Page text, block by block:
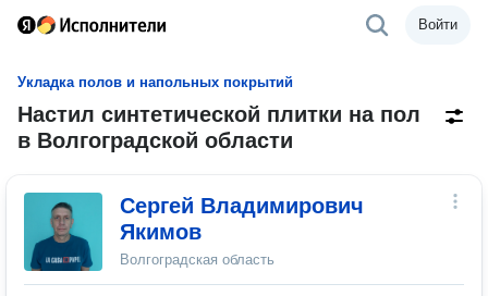
Войти
Укладка полов и напольных покрытий
Настил синтетической плитки на пол
в Волгоградской области
Сергей Владимирович
Якимов
Волгоградская область